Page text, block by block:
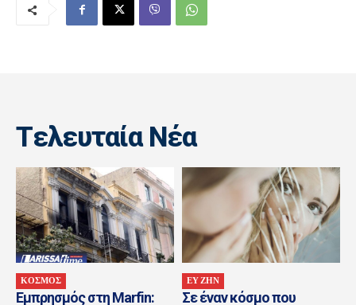
Tελευταία Nέα
ΚΟΣΜΟΣ
Εμπρησμός στη Marfin:
ΕΥ ΖΗΝ
Σε έναν κόσμο που